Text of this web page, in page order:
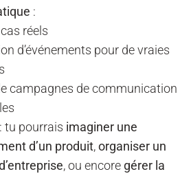
:
réels
d’événements pour de vraies
campagnes de communication
: tu pourrais imaginer une
d’un produit,organiser un
, ou encore gérer la